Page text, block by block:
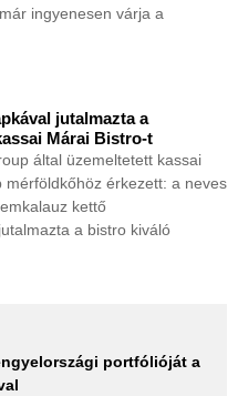
ingyenesen várja a
jutalmazta a
Márai Bistro-t
által üzemeltetett kassai
mérföldkőhöz érkezett: a neves
kettő
a bistro kiváló
portfólióját a